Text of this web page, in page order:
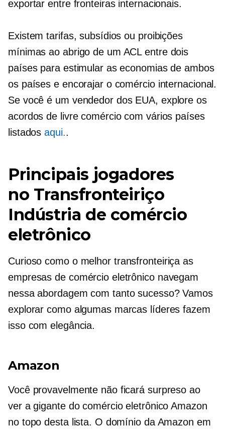
exportar entre fronteiras internacionais.
Existem tarifas, subsídios ou proibições
mínimas ao abrigo de um ACL entre dois
países para estimular as economias de ambos
os países e encorajar o comércio internacional.
Se você é um vendedor dos EUA, explore os
acordos de livre comércio com vários países
listadosaqui..
Principais jogadores
no Transfronteiriço
Indústria de comércio
eletrônico
Curioso como o melhor transfronteiriça as
empresas de comércio eletrônico navegam
nessa abordagem com tanto sucesso? Vamos
explorar como algumas marcas líderes fazem
isso com elegância.
Amazon
Você provavelmente não ficará surpreso ao
ver a gigante do comércio eletrônico Amazon
no topo desta lista. O domínio da Amazon em